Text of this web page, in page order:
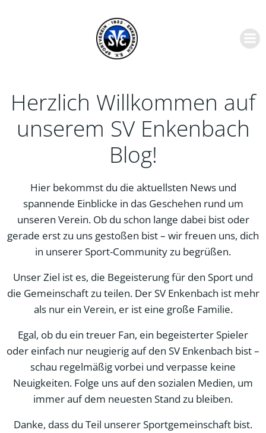
springen
Herzlich Willkommen auf
unserem SV Enkenbach
Blog!
Hier bekommst du die aktuellsten News und
spannende Einblicke in das Geschehen rund um
unseren Verein. Ob du schon lange dabei bist oder
gerade erst zu uns gestoßen bist – wir freuen uns, dich
in unserer Sport-Community zu begrüßen.
Unser Ziel ist es, die Begeisterung für den Sport und
die Gemeinschaft zu teilen. Der SV Enkenbach ist mehr
als nur ein Verein, er ist eine große Familie.
Egal, ob du ein treuer Fan, ein begeisterter Spieler
oder einfach nur neugierig auf den SV Enkenbach bist –
schau regelmäßig vorbei und verpasse keine
Neuigkeiten. Folge uns auf den sozialen Medien, um
immer auf dem neuesten Stand zu bleiben.
Danke, dass du Teil unserer Sportgemeinschaft bist.